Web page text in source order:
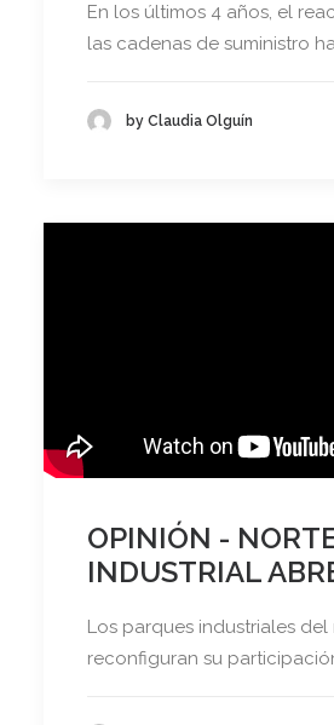
En los últimos 4 años, el
las cadenas de suministro
by Claudia Olguín
OPINIÓN -
INDUSTRIAL
Los parques industriales
reconfiguran su participación